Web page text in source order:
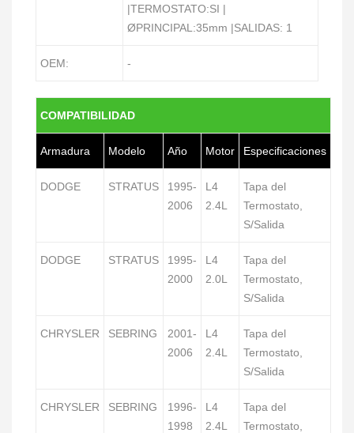
|TERMOSTATO:SI |
ØPRINCIPAL:35mm |SALIDAS: 1
OEM: -
COMPATIBILIDAD
Armadura Modelo Año Motor Especificaciones
DODGE STRATUS
1995-
2006
L4
2.4L
Tapa del
Termostato,
S/Salida
DODGE STRATUS
1995-
2000
L4
2.0L
Tapa del
Termostato,
S/Salida
CHRYSLER SEBRING
2001-
2006
L4
2.4L
Tapa del
Termostato,
S/Salida
CHRYSLER SEBRING
1996-
1998
L4
2.4L
Tapa del
Termostato,